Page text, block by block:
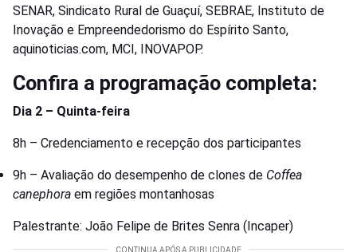
SENAR, Sindicato Rural de Guaçuí, SEBRAE, Instituto de
Inovação e Empreendedorismo do Espírito Santo,
aquinoticias.com, MCI, INOVAPOP.
Confira a programação completa:
Dia 2 – Quinta-feira
8h – Credenciamento e recepção dos participantes
9h – Avaliação do desempenho de clones de Coffea
canephora em regiões montanhosas
Palestrante: João Felipe de Brites Senra (Incaper)